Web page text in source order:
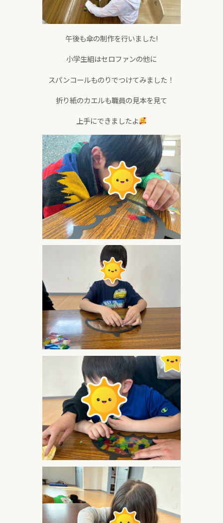
午後も傘の制作を行いました!
小学生組はセロファンの他に
スパンコールものりでつけてみました！
折り紙のカエルも職員の見本を見て
上手にできましたよ